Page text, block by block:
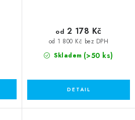
Skladem (>50 ks)
od 1 800 Kč bez DPH
od 2 178 Kč